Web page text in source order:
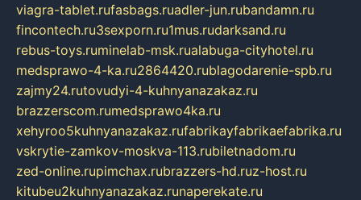
viagra-tablet.rufasbags.ruadler-jun.rubandamn.ru
fincontech.ru3sexporn.ru1mus.rudarksand.ru
rebus-toys.ruminelab-msk.rualabuga-cityhotel.ru
medsprawo-4-ka.ru2864420.rublagodarenie-spb.ru
zajmy24.rutovudyi-4-kuhnyanazakaz.ru
brazzerscom.rumedsprawo4ka.ru
xehyroo5kuhnyanazakaz.rufabrikayfabrikaefabrika.ru
vskrytie-zamkov-moskva-113.rubiletnadom.ru
zed-online.rupimchax.rubrazzers-hd.ruz-host.ru
kitubeu2kuhnyanazakaz.runaperekate.ru